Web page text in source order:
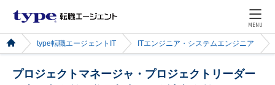
MENU
type転職エージェントIT ITエンジニア・システムエンジニア
プロジェクトマネージャ・プロジェクトリーダー